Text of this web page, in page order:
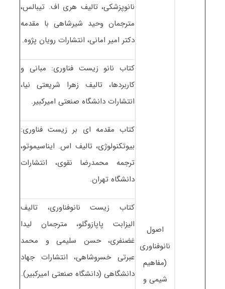
اصول
نانوفناوری
(مفاهیم
شیمی و
نانوپزشکی، تالیف هری اف. تیبالس،
مترجمان وحید شیرشاهی با مقدمه
دکتر امیر امانی، انتشارات رویان پژوه.
کتاب نانو زیست فناوری: مبانی و
کاربردها، تالیف زهرا شریعتی نیا،
انتشارات دانشگاه صنعتی امیرکبیر.
کتاب مقدمه ای بر زیست فناوری:
بیوتکنولوژی، تالیف اس. ایناسیموتو،
ترجمه محمدرضا نقوی، انتشارات
دانشگاه تهران.
کتاب زیست نانوفناوری، تالیف
الیزابت پاپازوگلو، مترجمان لیدا
غضنفری، حسن سلیمی و محمد
عبرتی خسروشاهی، انتشارات جهاد
دانشگاهی (دانشگاه صنعتی امیرکبیر).